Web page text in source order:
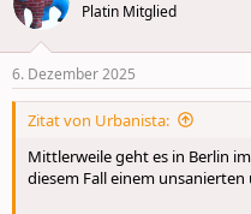
Platin Mitglied
6. Dezember 2025
Zitat von Urbanista:
Mittlerweile geht es in Berlin
diesem Fall einem